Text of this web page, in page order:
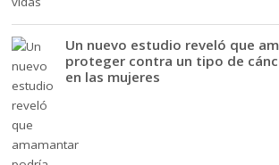
Un nuevo estudio reveló que
proteger contra un tipo de
en las mujeres